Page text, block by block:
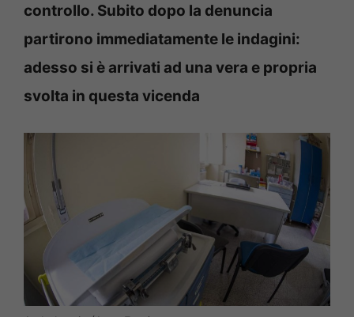
controllo. Subito dopo la denuncia
partirono immediatamente le indagini:
adesso si è arrivati ad una vera e propria
svolta in questa vicenda